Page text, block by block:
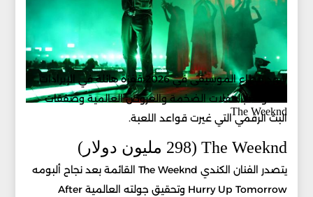
The Weeknd
شهد قطاع الموسيقى في 2026 قفزة هائلة في الإيرادات.
مدفوعة بالحفلات الضخمة والعروض العالمية وصفقات
البث الرقمي التي غيرت قواعد اللعبة.
The Weeknd (298 مليون دولار)
يتصدر الفنان الكندي The Weeknd القائمة بعد نجاح ألبومه
Hurry Up Tomorrow وتحقيق جولته العالمية After